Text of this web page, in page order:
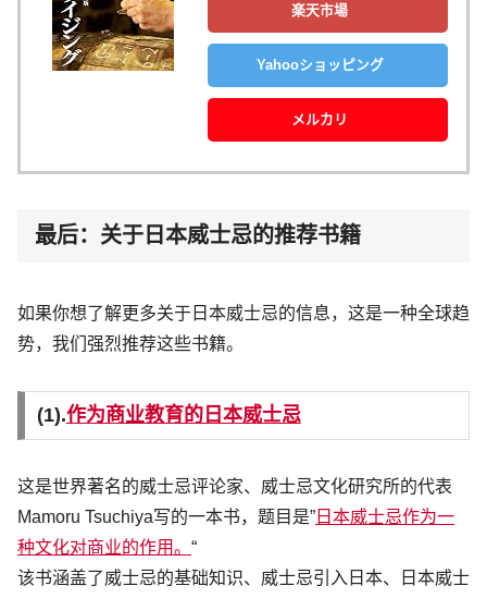
楽天市場
Yahooショッピング
メルカリ
最后：关于日本威士忌的推荐书籍
如果你想了解更多关于日本威士忌的信息，这是一种全球趋
势，我们强烈推荐这些书籍。
(1).作为商业教育的日本威士忌
这是世界著名的威士忌评论家、威士忌文化研究所的代表
Mamoru Tsuchiya写的一本书，题目是” 日本威士忌作为一
种文化对商业的作用。 “
该书涵盖了威士忌的基础知识、威士忌引入日本、日本威士